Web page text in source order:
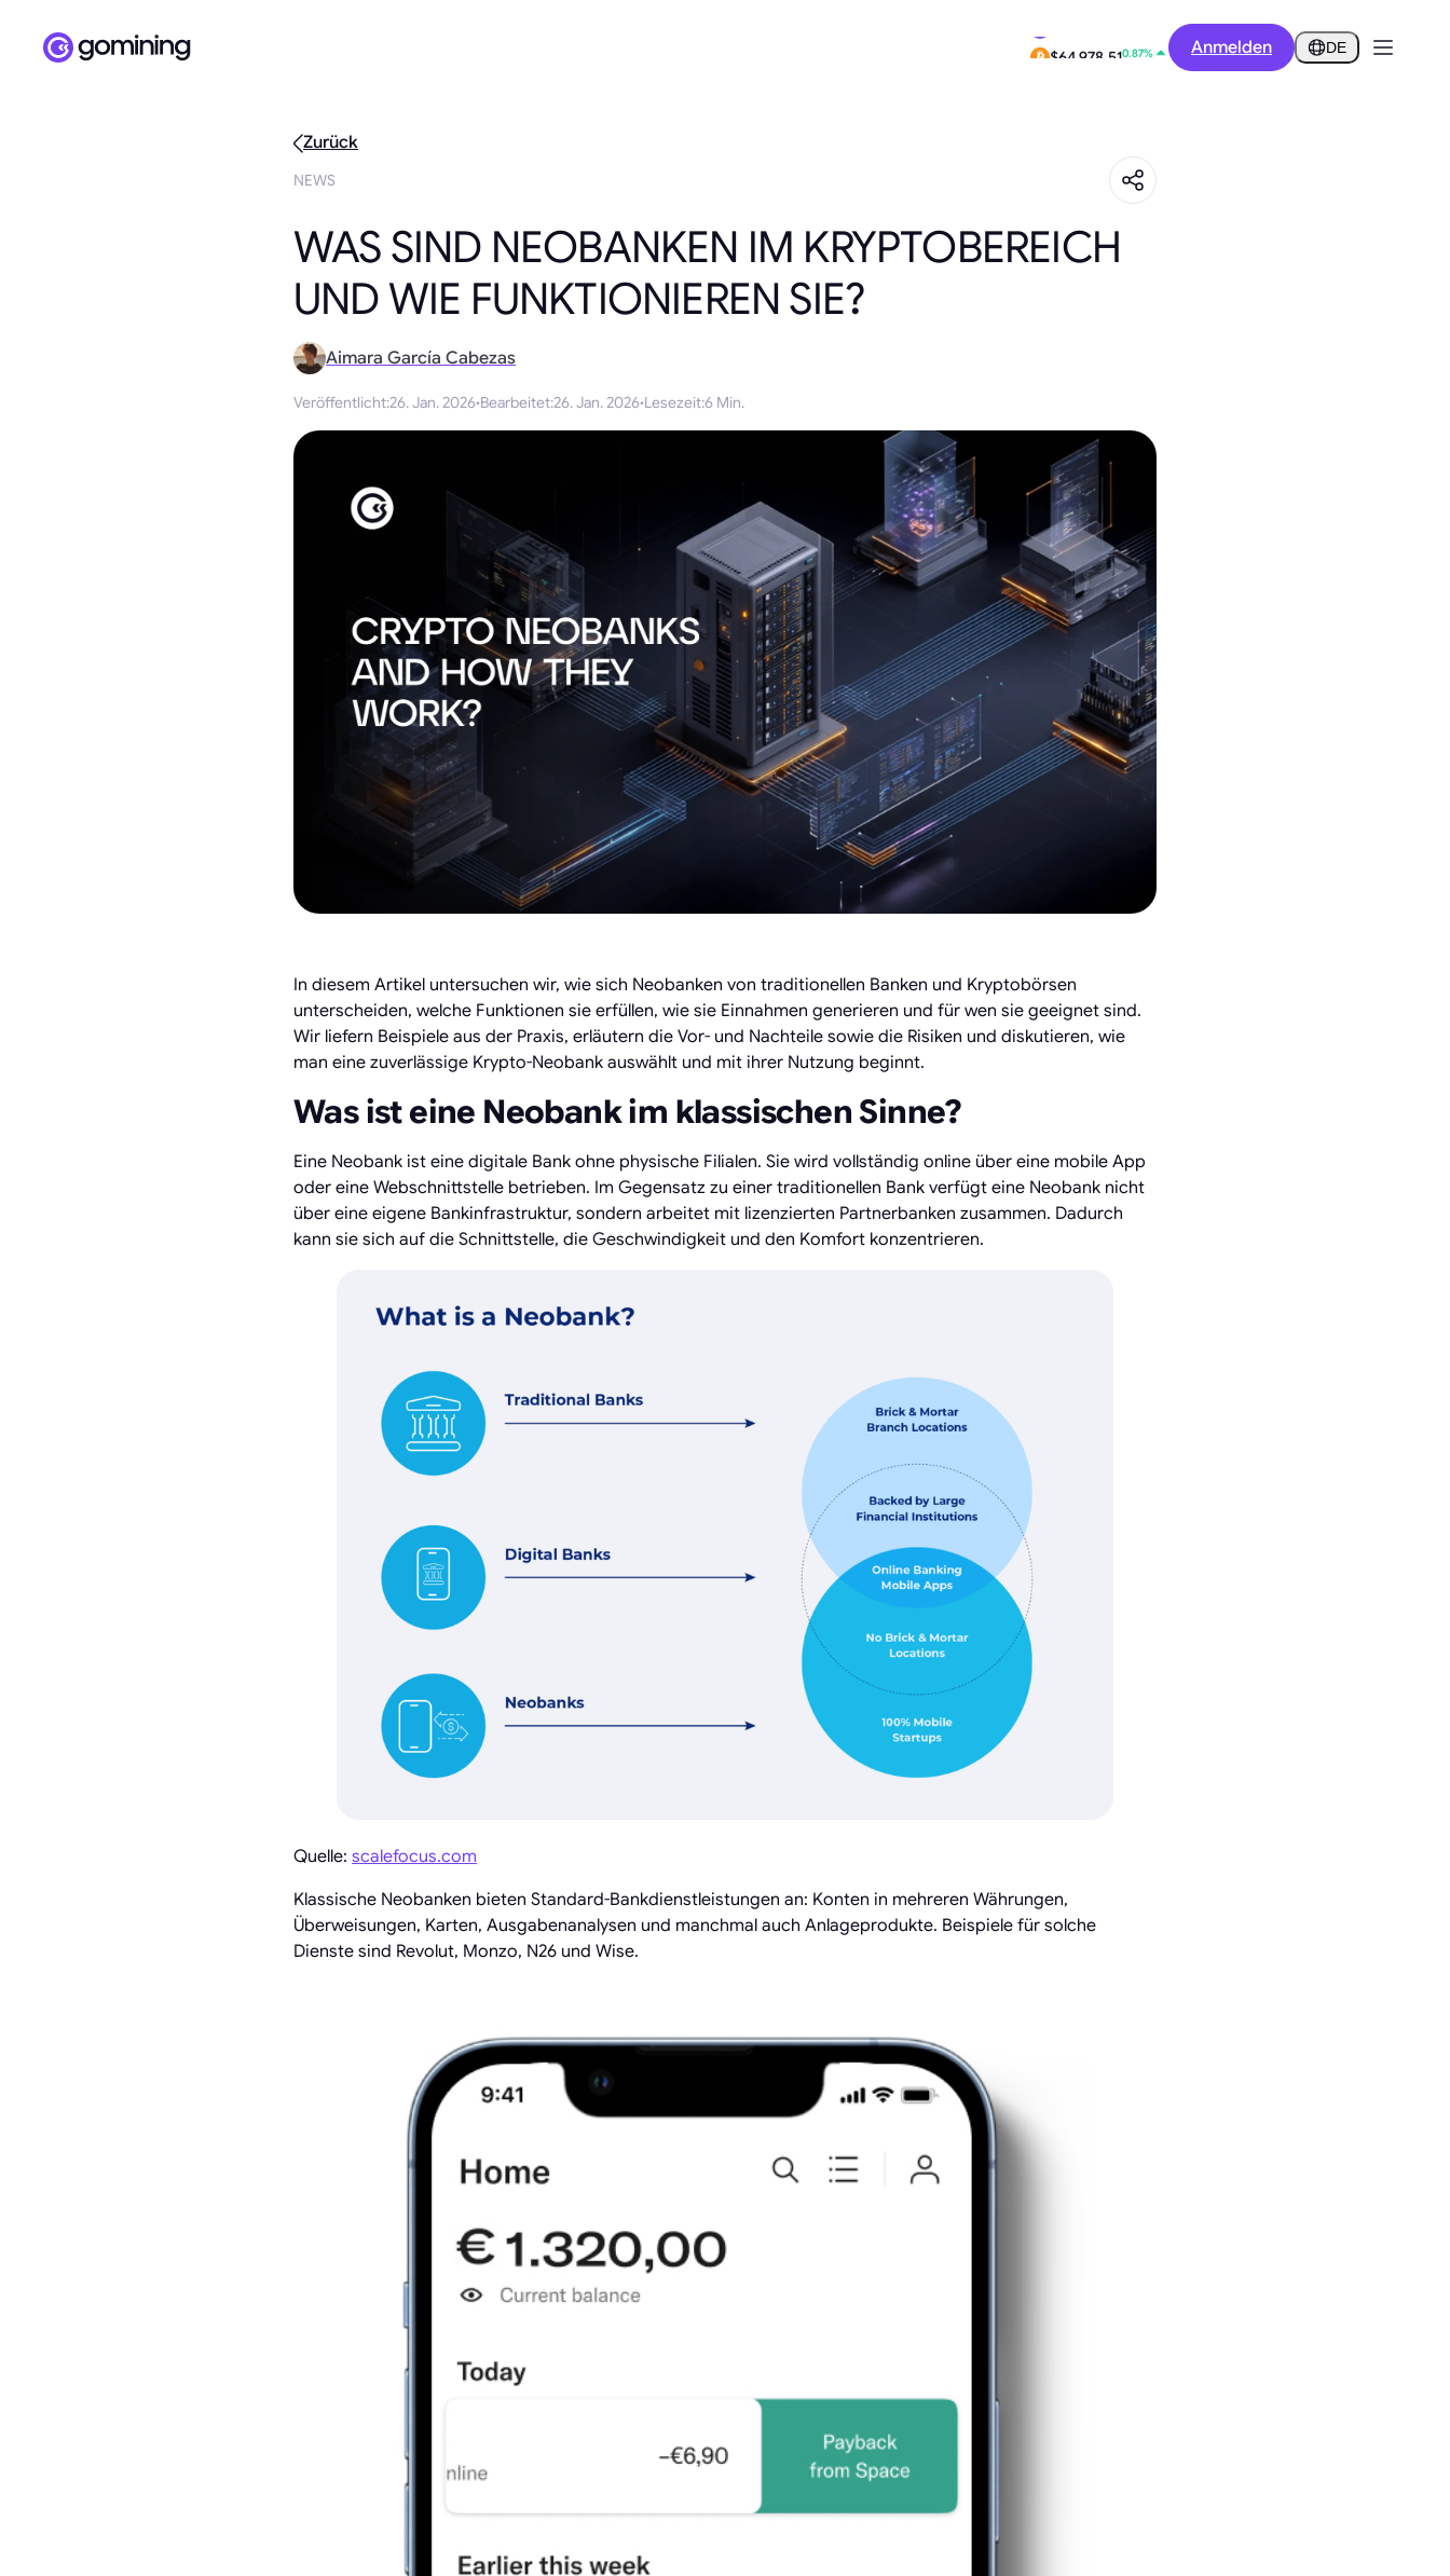
$0.2917 Anmelden DE
Zurück
NEWS
WAS SIND NEOBANKEN IM KRYPTOBEREICH
UND WIE FUNKTIONIEREN SIE?
Aimara García Cabezas
Veröffentlicht:26. Jan. 2026·Bearbeitet:26. Jan. 2026·Lesezeit:6 Min.
In diesem Artikel untersuchen wir, wie sich Neobanken von traditionellen Banken und Kryptobörsen
unterscheiden, welche Funktionen sie erfüllen, wie sie Einnahmen generieren und für wen sie geeignet sind.
Wir liefern Beispiele aus der Praxis, erläutern die Vor- und Nachteile sowie die Risiken und diskutieren, wie
man eine zuverlässige Krypto-Neobank auswählt und mit ihrer Nutzung beginnt.
Was ist eine Neobank im klassischen Sinne?
Eine Neobank ist eine digitale Bank ohne physische Filialen. Sie wird vollständig online über eine mobile App
oder eine Webschnittstelle betrieben. Im Gegensatz zu einer traditionellen Bank verfügt eine Neobank nicht
über eine eigene Bankinfrastruktur, sondern arbeitet mit lizenzierten Partnerbanken zusammen. Dadurch
kann sie sich auf die Schnittstelle, die Geschwindigkeit und den Komfort konzentrieren.
Quelle: scalefocus.com
Klassische Neobanken bieten Standard-Bankdienstleistungen an: Konten in mehreren Währungen,
Überweisungen, Karten, Ausgabenanalysen und manchmal auch Anlageprodukte. Beispiele für solche
Dienste sind Revolut, Monzo, N26 und Wise.